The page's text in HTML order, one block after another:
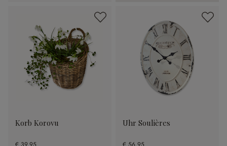
Korb Korovu Uhr Soulières